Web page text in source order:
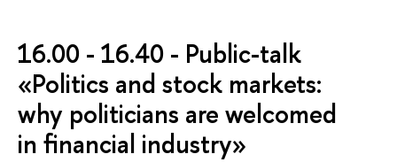
16.00 - 16.40 - Public-talk
«Politics and stock markets:
why politicians are welcomed
in financial industry»